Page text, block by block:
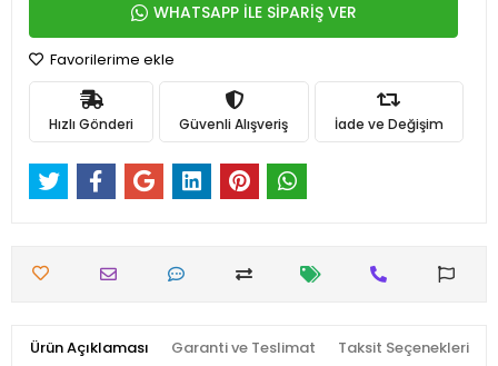
WHATSAPP İLE SİPARİŞ VER
Favorilerime ekle
Hızlı Gönderi Güvenli Alışveriş İade ve Değişim
Ürün Açıklaması Garanti ve Teslimat Taksit Seçenekleri